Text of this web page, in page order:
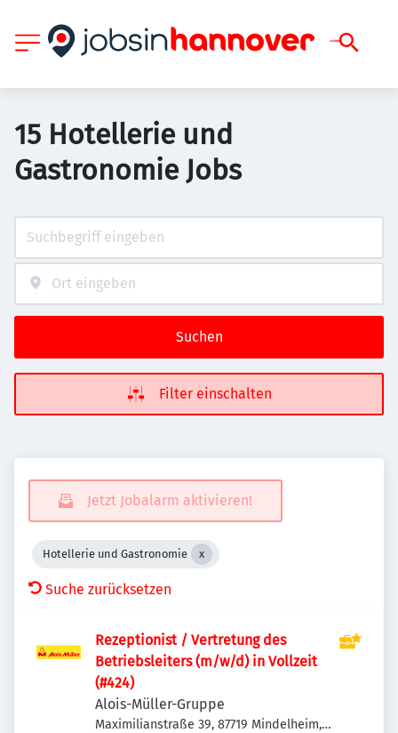
15 Hotellerie und
Gastronomie Jobs
Suchen
Filter einschalten
Jetzt Jobalarm aktivieren!
Hotellerie und Gastronomie
Suche zurücksetzen
Rezeptionist / Vertretung des
Betriebsleiters (m/w/d) in Vollzeit
(#424)
Alois-Müller-Gruppe
Maximilianstraße 39, 87719 Mindelheim,